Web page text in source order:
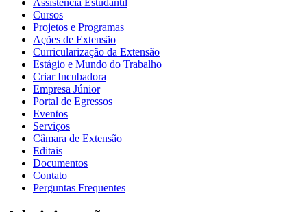
Cursos
Projetos e Programas
Ações de Extensão
Curricularização da Extensão
Estágio e Mundo do Trabalho
Criar Incubadora
Empresa Júnior
Portal de Egressos
Eventos
Serviços
Câmara de Extensão
Editais
Documentos
Contato
Perguntas Frequentes